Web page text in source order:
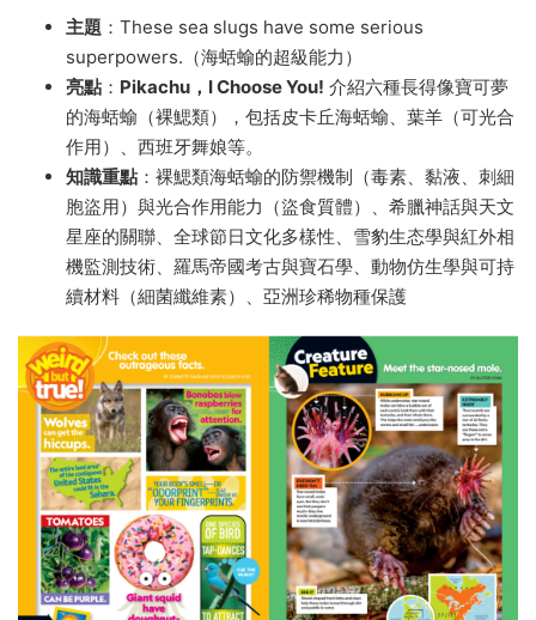
主題 ：These sea slugs have some serious
superpowers.（海蛞蝓的超級能力）
亮點 ： Pikachu，I Choose You! 介紹六種長得像寶可夢
的海蛞蝓（裸鰓類），包括皮卡丘海蛞蝓、葉羊（可光合
作用）、西班牙舞娘等。
知識重點 ：裸鰓類海蛞蝓的防禦機制（毒素、黏液、刺細
胞盜用）與光合作用能力（盜食質體）、希臘神話與天文
星座的關聯、全球節日文化多樣性、雪豹生态學與紅外相
機監測技術、羅馬帝國考古與寶石學、動物仿生學與可持
續材料（細菌纖維素）、亞洲珍稀物種保護